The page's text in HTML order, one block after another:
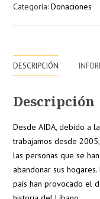
cantidad
Categoría:Donaciones
DESCRIPCIÓN
Descripción
Desde AIDA, debido a
trabajamos desde
las personas que se
abandonar sus
país han provocado el